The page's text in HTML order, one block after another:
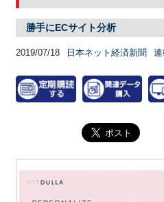
勝手にECサイト分析
2019/07/18 日本ネット経済新聞